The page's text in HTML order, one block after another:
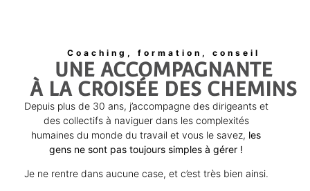
Coaching, formation, conseil
UNE ACCOMPAGNANTE
À LA CROISÉE DES CHEMINS
Depuis plus de 30 ans, j’accompagne des dirigeants et
des collectifs à naviguer dans les complexités
humaines du monde du travail et vous le savez, les
gens ne sont pas toujours simples à gérer !
Je ne rentre dans aucune case, et c’est très bien ainsi.